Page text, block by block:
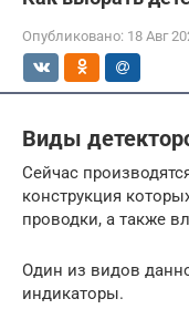
Опубликовано: 18 Авг
Виды
Сейчас
конструкция
проводки, а также
Один из видов
индикаторы.